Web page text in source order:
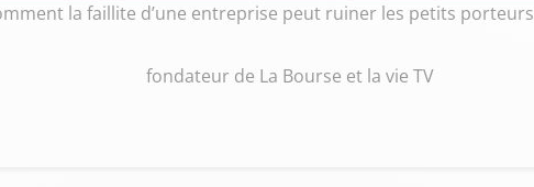
la faillite d’une entreprise peut ruiner les petits porteurs
fondateur de La Bourse et la vie TV